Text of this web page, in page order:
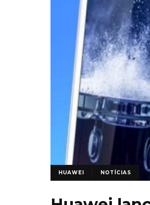
HUAWEI NOTÍCIAS